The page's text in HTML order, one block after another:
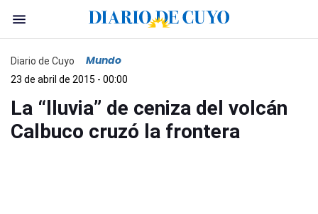
Diario de Cuyo Mundo
23 de abril de 2015 - 00:00
La “lluvia” de ceniza del volcán
Calbuco cruzó la frontera